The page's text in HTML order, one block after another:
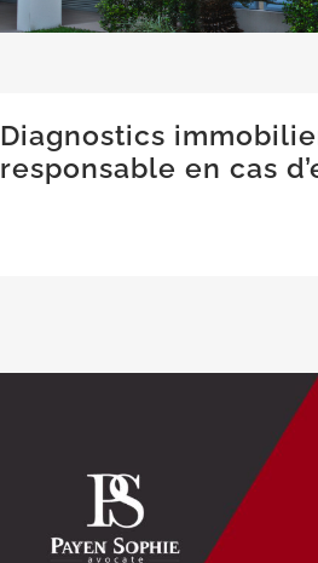
Diagnostics
responsable en cas